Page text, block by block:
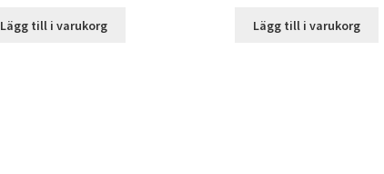
Lägg till i varukorg Lägg till i varukorg